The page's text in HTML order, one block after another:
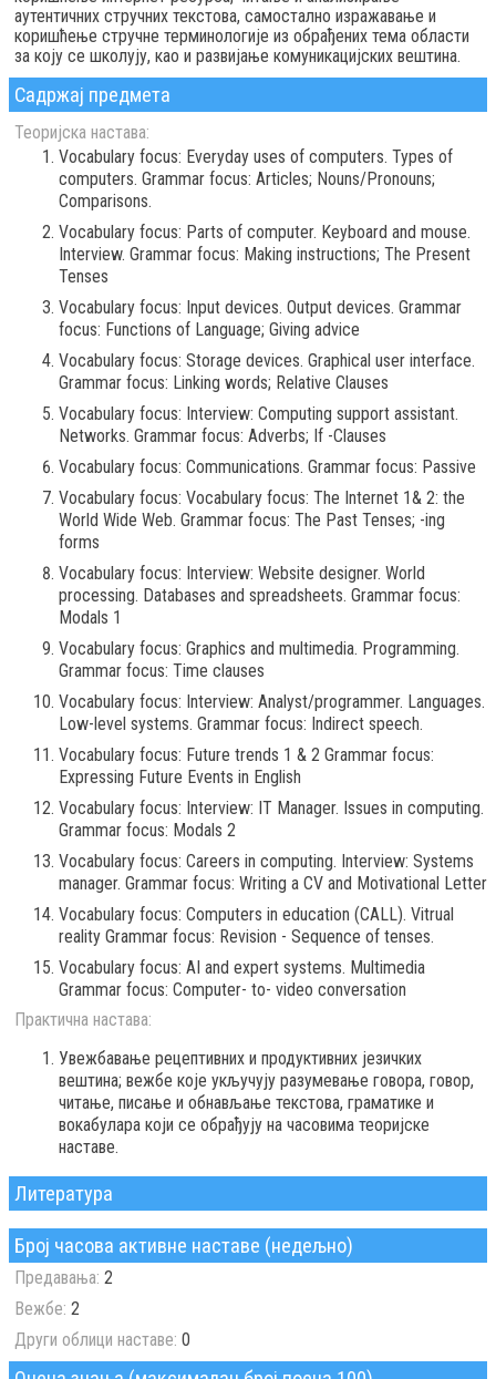
аутентичних стручних текстова, самостално изражавање и
коришћење стручне терминологије из обрађених тема области
за коју се школују, као и развијање комуникацијских вештина.
Садржај предмета
Теоријска настава:
Vocabulary focus: Everyday uses of computers. Types of
computers. Grammar focus: Articles; Nouns/Pronouns;
Comparisons.
Vocabulary focus: Parts of computer. Keyboard and mouse.
Interview. Grammar focus: Making instructions; The Present
Tenses
Vocabulary focus: Input devices. Output devices. Grammar
focus: Functions of Language; Giving advice
Vocabulary focus: Storage devices. Graphical user interface.
Grammar focus: Linking words; Relative Clauses
Vocabulary focus: Interview: Computing support assistant.
Networks. Grammar focus: Adverbs; If -Clauses
Vocabulary focus: Communications. Grammar focus: Passive
Vocabulary focus: Vocabulary focus: The Internet 1& 2: the
World Wide Web. Grammar focus: The Past Tenses; -ing
forms
Vocabulary focus: Interview: Website designer. World
processing. Databases and spreadsheets. Grammar focus:
Modals 1
Vocabulary focus: Graphics and multimedia. Programming.
Grammar focus: Time clauses
Vocabulary focus: Interview: Analyst/programmer. Languages.
Low-level systems. Grammar focus: Indirect speech.
Vocabulary focus: Future trends 1 & 2 Grammar focus:
Expressing Future Events in English
Vocabulary focus: Interview: IT Manager. Issues in computing.
Grammar focus: Modals 2
Vocabulary focus: Careers in computing. Interview: Systems
manager. Grammar focus: Writing a CV and Motivational Letter
Vocabulary focus: Computers in education (CALL). Vitrual
reality Grammar focus: Revision - Sequence of tenses.
Vocabulary focus: AI and expert systems. Multimedia
Grammar focus: Computer- to- video conversation
Практична настава:
Увежбавање рецептивних и продуктивних језичких
вештина; вежбе које укључују разумевање говора, говор,
читање, писање и обнављање текстова, граматике и
вокабулара који се обрађују на часовима теоријске
наставе.
Литература
Број часова активне наставе (недељно)
Предавања: 2
Вежбе: 2
Други облици наставе: 0